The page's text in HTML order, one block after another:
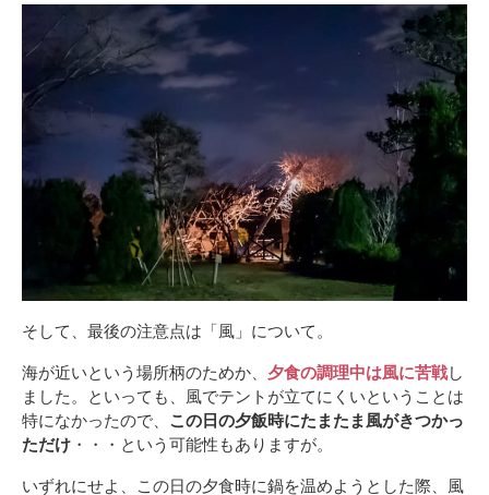
そして、最後の注意点は「風」について。
海が近いという場所柄のためか、 夕食の調理中は風に苦戦し
ました。といっても、風でテントが立てにくいということは
特になかったので、 この日の夕飯時にたまたま風がきつかっ
ただけ ・・・という可能性もありますが。
いずれにせよ、この日の夕食時に鍋を温めようとした際、風